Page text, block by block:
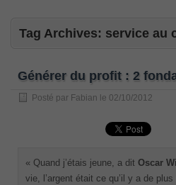
Tag Archives: service au
Générer du profit : 2
Posté par Fabian le 02/10/2012
« Quand j’étais jeune, a dit Oscar
vie, l’argent était ce qu’il y a de